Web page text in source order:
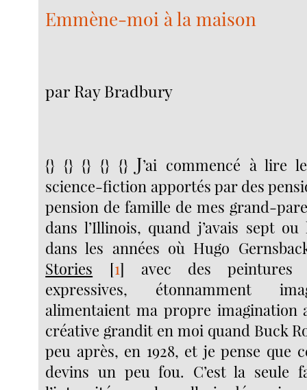
Emmène-moi à la maison
par Ray Bradbury
{} {} {} {} {} J’ai commencé à lire
science-fiction apportés par des
pension de famille de mes grand-
dans l’Illinois, quand j’avais sept
dans les années où Hugo
Stories [1] avec des peintures
expressives, étonnamment
alimentaient ma propre imagination
créative grandit en moi quand Buck
peu après, en 1928, et je pense que
devins un peu fou. C’est la seule